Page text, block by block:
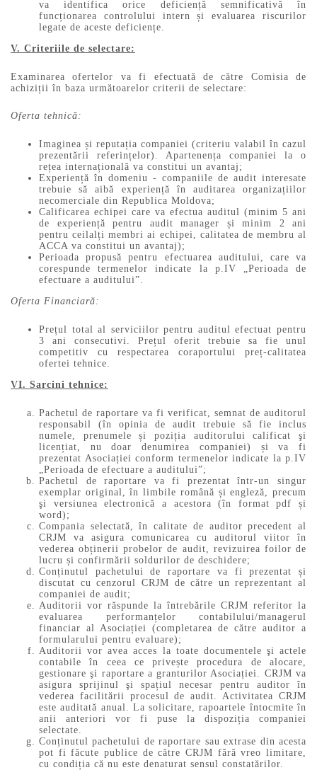
va identifica orice deficiență semnificativă în
funcționarea controlului intern și evaluarea riscurilor
legate de aceste deficiențe.
V. Criteriile de selectare:
Examinarea ofertelor va fi efectuată de către Comisia de
achiziții în baza următoarelor criterii de selectare:
Oferta tehnică:
Imaginea și reputația companiei (criteriu valabil în cazul
prezentării referințelor). Apartenența companiei la o
rețea internațională va constitui un avantaj;
Experiență în domeniu - companiile de audit interesate
trebuie să aibă experiență în auditarea organizațiilor
necomerciale din Republica Moldova;
Calificarea echipei care va efectua auditul (minim 5 ani
de experiență pentru audit manager și minim 2 ani
pentru ceilalți membri ai echipei, calitatea de membru al
ACCA va constitui un avantaj);
Perioada propusă pentru efectuarea auditului, care va
corespunde termenelor indicate la p.IV „Perioada de
efectuare a auditului”.
Oferta Financiară:
Prețul total al serviciilor pentru auditul efectuat pentru
3 ani consecutivi. Prețul oferit trebuie sa fie unul
competitiv cu respectarea coraportului preț-calitatea
ofertei tehnice.
VI. Sarcini tehnice:
Pachetul de raportare va fi verificat, semnat de auditorul
responsabil (în opinia de audit trebuie să fie inclus
numele, prenumele și poziția auditorului calificat şi
licențiat, nu doar denumirea companiei) și va fi
prezentat Asociației conform termenelor indicate la p.IV
„Perioada de efectuare a auditului”;
Pachetul de raportare va fi prezentat într-un singur
exemplar original, în limbile română și engleză, precum
şi versiunea electronică a acestora (în format pdf și
word);
Compania selectată, în calitate de auditor precedent al
CRJM va asigura comunicarea cu auditorul viitor în
vederea obținerii probelor de audit, revizuirea foilor de
lucru și confirmării soldurilor de deschidere;
Conținutul pachetului de raportare va fi prezentat și
discutat cu cenzorul CRJM de către un reprezentant al
companiei de audit;
Auditorii vor răspunde la întrebările CRJM referitor la
evaluarea performanțelor contabilului/managerul
financiar al Asociației (completarea de către auditor a
formularului pentru evaluare);
Auditorii vor avea acces la toate documentele şi actele
contabile în ceea ce privește procedura de alocare,
gestionare şi raportare a granturilor Asociației. CRJM va
asigura sprijinul şi spațiul necesar pentru auditor în
vederea facilitării procesul de audit. Activitatea CRJM
este auditată anual. La solicitare, rapoartele întocmite în
anii anteriori vor fi puse la dispoziția companiei
selectate.
Conținutul pachetului de raportare sau extrase din acesta
pot fi făcute publice de către CRJM fără vreo limitare,
cu condiția că nu este denaturat sensul constatărilor.